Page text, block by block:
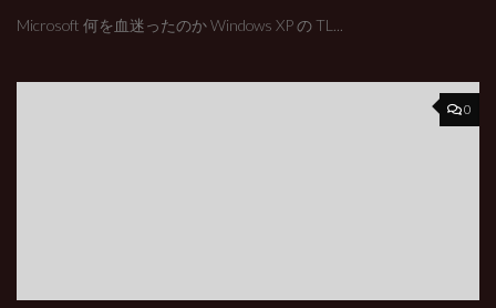
Microsoft 何を血迷ったのか Windows XP の TL...
0